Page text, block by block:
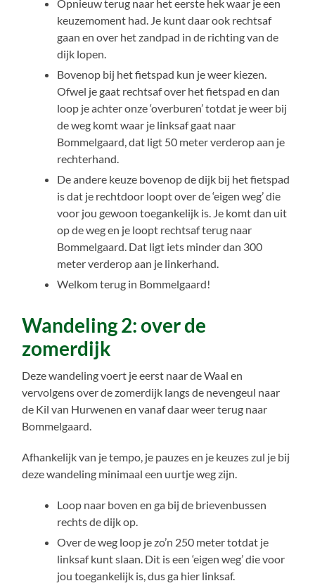
Opnieuw terug naar het eerste hek waar je een
keuzemoment had. Je kunt daar ook rechtsaf
gaan en over het zandpad in de richting van de
dijk lopen.
Bovenop bij het fietspad kun je weer kiezen.
Ofwel je gaat rechtsaf over het fietspad en dan
loop je achter onze ‘overburen’ totdat je weer bij
de weg komt waar je linksaf gaat naar
Bommelgaard, dat ligt 50 meter verderop aan je
rechterhand.
De andere keuze bovenop de dijk bij het fietspad
is dat je rechtdoor loopt over de ‘eigen weg’ die
voor jou gewoon toegankelijk is. Je komt dan uit
op de weg en je loopt rechtsaf terug naar
Bommelgaard. Dat ligt iets minder dan 300
meter verderop aan je linkerhand.
Welkom terug in Bommelgaard!
Wandeling 2: over de
zomerdijk
Deze wandeling voert je eerst naar de Waal en
vervolgens over de zomerdijk langs de nevengeul naar
de Kil van Hurwenen en vanaf daar weer terug naar
Bommelgaard.
Afhankelijk van je tempo, je pauzes en je keuzes zul je bij
deze wandeling minimaal een uurtje weg zijn.
Loop naar boven en ga bij de brievenbussen
rechts de dijk op.
Over de weg loop je zo’n 250 meter totdat je
linksaf kunt slaan. Dit is een ‘eigen weg’ die voor
jou toegankelijk is, dus ga hier linksaf.